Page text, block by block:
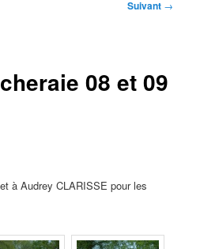
Suivant →
08 et 09
à Audrey CLARISSE pour les